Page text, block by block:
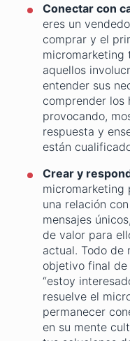
Conectar con
eres un
comprar y el
micromarketing
aquellos
entender sus
comprender los
provocando,
respuesta y
están
Crear y
micromarketing
una relación
mensajes
de valor para
actual. Todo de
objetivo final
“estoy
resuelve el
permanecer
en su mente